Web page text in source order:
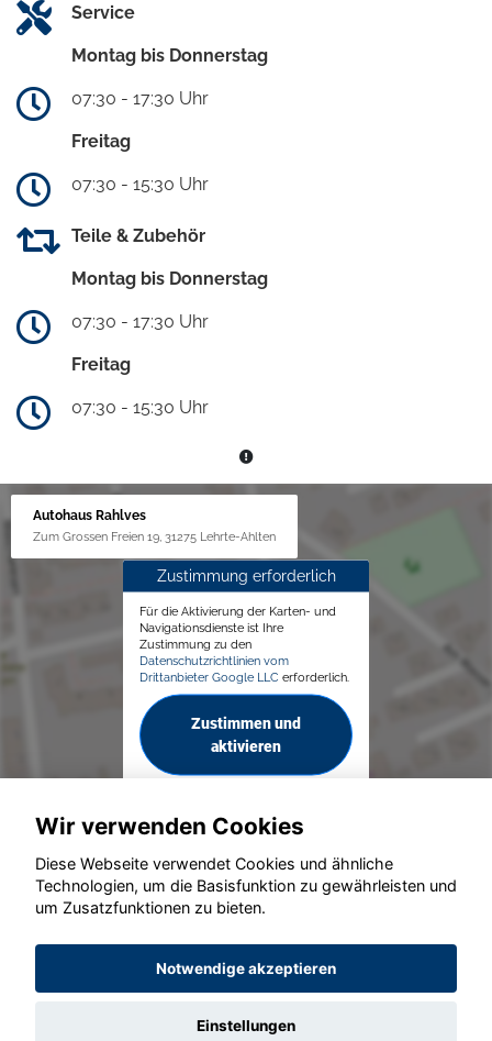
Service
Montag bis Donnerstag
07:30 - 17:30 Uhr
Freitag
07:30 - 15:30 Uhr
Teile & Zubehör
Montag bis Donnerstag
07:30 - 17:30 Uhr
Freitag
07:30 - 15:30 Uhr
Autohaus Rahlves
Zum Grossen Freien 19, 31275 Lehrte-Ahlten
Zustimmung erforderlich
Für die Aktivierung der Karten- und
Navigationsdienste ist Ihre
Zustimmung zu den
Datenschutzrichtlinien vom
Drittanbieter Google LLC erforderlich.
Zustimmen und
aktivieren
© konjunkturmotor.de GmbH 2020 - 2026
Wir verwenden Cookies
Diese Webseite verwendet Cookies und ähnliche
Technologien, um die Basisfunktion zu gewährleisten und
um Zusatzfunktionen zu bieten.
Notwendige akzeptieren
Einstellungen